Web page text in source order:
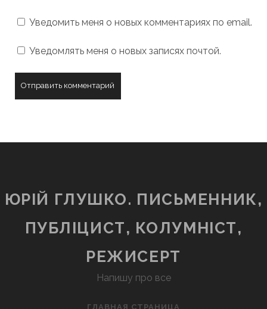
Уведомить меня о новых комментариях по email.
Уведомлять меня о новых записях почтой.
ЮРІЙ ГЛУШКО. ПИСЬМЕННИК,
ПУБЛІЦИСТ, КОЛУМНІСТ,
РЕЖИСЕРТ
Напишу про все
ГЛАВНАЯ СТРАНИЦА